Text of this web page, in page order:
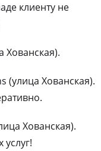
клиенту не
Хованская).
(улица Хованская).
Хованская).